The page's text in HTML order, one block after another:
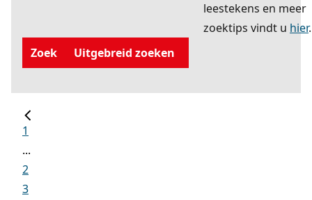
leestekens en meer
zoektips vindt u hier.
Zoek
Uitgebreid zoeken
1
...
2
3